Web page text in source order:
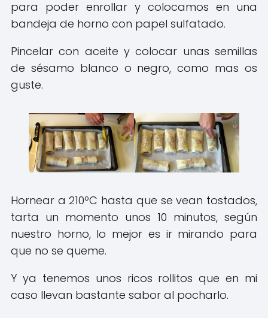
para poder enrollar y colocamos en una
bandeja de horno con papel sulfatado.
Pincelar con aceite y colocar unas semillas
de sésamo blanco o negro, como mas os
guste.
Hornear a 210ºC hasta que se vean tostados,
tarta un momento unos 10 minutos, según
nuestro horno, lo mejor es ir mirando para
que no se queme.
Y ya tenemos unos ricos rollitos que en mi
caso llevan bastante sabor al pocharlo.